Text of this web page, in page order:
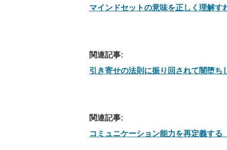
マインドセットの意味を正しく理解
関連記事:
引き寄せの法則に振り回されて闇堕ち
関連記事:
コミュニケーション能力を再定義する